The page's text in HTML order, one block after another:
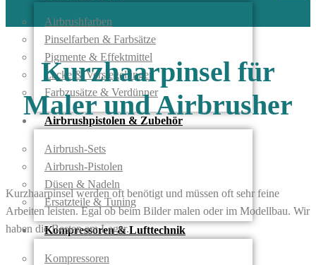
Airbrushfarben
Pinselfarben & Farbsätze
Pigmente & Effektmittel
Lacke & Versiegelungen
Farbzusätze & Verdünner
Airbrushpistolen & Zubehör
Airbrush-Sets
Airbrush-Pistolen
Düsen & Nadeln
Ersatzteile & Tuning
Kompressoren & Lufttechnik
Kompressoren
Kurzhaarpinsel für
Maler und Airbrusher
Kurzhaarpinsel werden oft benötigt und müssen oft sehr feine
Arbeiten leisten. Egal ob beim Bilder malen oder im Modellbau. Wir
haben die Besten am Lager.